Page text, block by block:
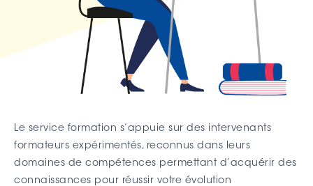
Le service formation s’appuie sur des intervenants
formateurs expérimentés, reconnus dans leurs
domaines de compétences permettant d’acquérir des
connaissances pour réussir votre évolution